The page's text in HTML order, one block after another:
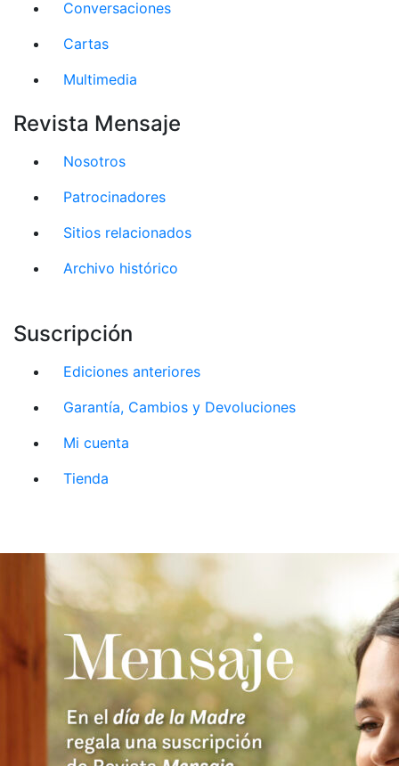
Conversaciones
Cartas
Multimedia
Revista Mensaje
Nosotros
Patrocinadores
Sitios relacionados
Archivo histórico
Suscripción
Ediciones anteriores
Garantía, Cambios y Devoluciones
Mi cuenta
Tienda